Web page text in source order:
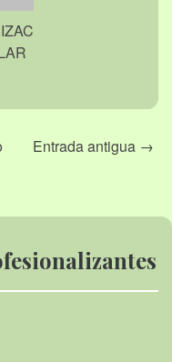
Entrada antigua →